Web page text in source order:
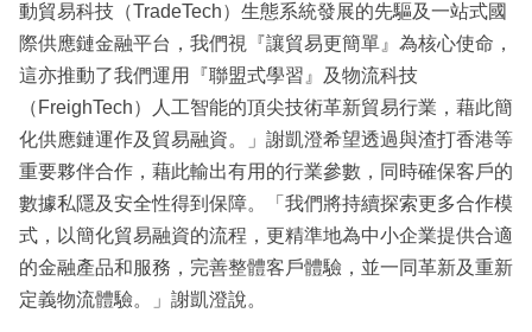
動貿易科技（TradeTech）生態系統發展的先驅及一站式國
際供應鏈金融平台，我們視『讓貿易更簡單』為核心使命，
這亦推動了我們運用『聯盟式學習』及物流科技
（FreighTech）人工智能的頂尖技術革新貿易行業，藉此簡
化供應鏈運作及貿易融資。」謝凱澄希望透過與渣打香港等
重要夥伴合作，藉此輸出有用的行業參數，同時確保客戶的
數據私隱及安全性得到保障。「我們將持續探索更多合作模
式，以簡化貿易融資的流程，更精準地為中小企業提供合適
的金融產品和服務，完善整體客戶體驗，並一同革新及重新
定義物流體驗。」謝凱澄說。